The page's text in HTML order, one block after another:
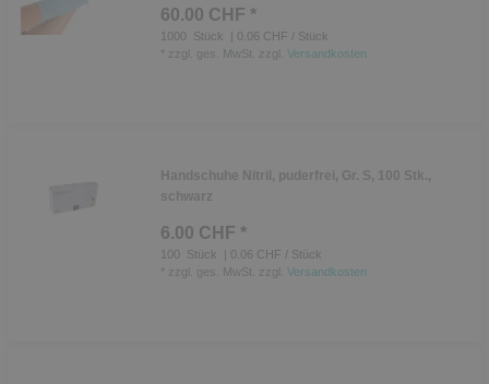
60.00 CHF *
1000 Stück
| 0.06 CHF / Stück
zzgl. ges. MwSt. zzgl. Versandkosten
Handschuhe Nitril, puderfrei, Gr. S, 100 Stk.,
schwarz
6.00 CHF *
100 Stück
| 0.06 CHF / Stück
zzgl. ges. MwSt. zzgl. Versandkosten